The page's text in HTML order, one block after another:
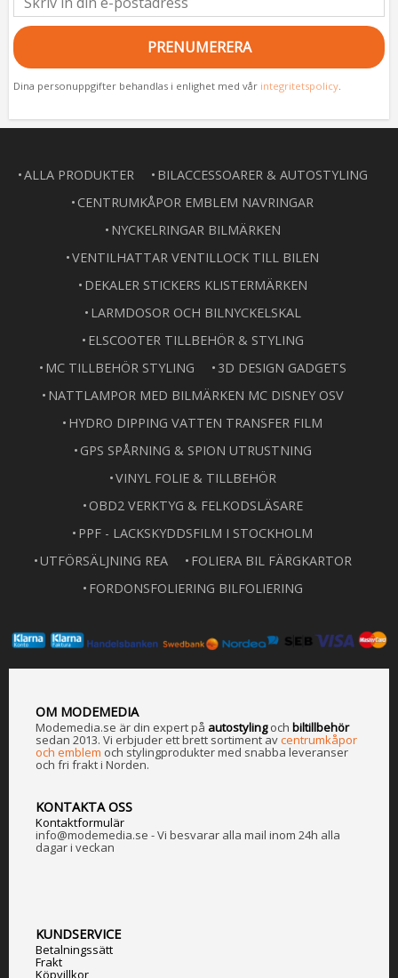
PRENUMERERA
Dina personuppgifter behandlas i enlighet med vår integritetspolicy
ALLA PRODUKTER
BILACCESSOARER & AUTOSTYLING
CENTRUMKÅPOR EMBLEM NAVRINGAR
NYCKELRINGAR BILMÄRKEN
VENTILHATTAR VENTILLOCK TILL BILEN
DEKALER STICKERS KLISTERMÄRKEN
LARMDOSOR OCH BILNYCKELSKAL
ELSCOOTER TILLBEHÖR & STYLING
MC TILLBEHÖR STYLING
3D DESIGN GADGETS
NATTLAMPOR MED BILMÄRKEN MC DISNEY OSV
HYDRO DIPPING VATTEN TRANSFER FILM
GPS SPÅRNING & SPION UTRUSTNING
VINYL FOLIE & TILLBEHÖR
OBD2 VERKTYG & FELKODSLÄSARE
PPF - LACKSKYDDSFILM I STOCKHOLM
UTFÖRSÄLJNING REA
FOLIERA BIL FÄRGKARTOR
FORDONSFOLIERING BILFOLIERING
OM MODEMEDIA
Modemedia.se är din expert på autostylingoch biltillbehör
sedan 2013. Vi erbjuder ett brett sortiment avcentrumkåpor
och emblem och stylingprodukter med snabba leveranser
och fri frakt i Norden.
KONTAKTA OSS
Kontaktformulär
info@modemedia.se - Vi besvarar alla mail inom 24h alla
dagar i veckan
KUNDSERVICE
Betalningssätt
Frakt
Köpvillkor